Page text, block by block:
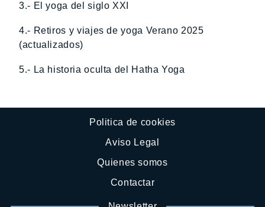
3.- El yoga del siglo XXI
4.- Retiros y viajes de yoga Verano 2025
(actualizados)
5.- La historia oculta del Hatha Yoga
Politica de cookies
Aviso Legal
Quienes somos
Contactar